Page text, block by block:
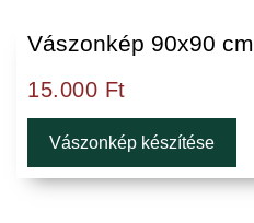
Vászonkép 90x90 cm
15.000 Ft
Vászonkép készítése